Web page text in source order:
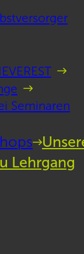
Seminaren
Lehrgang